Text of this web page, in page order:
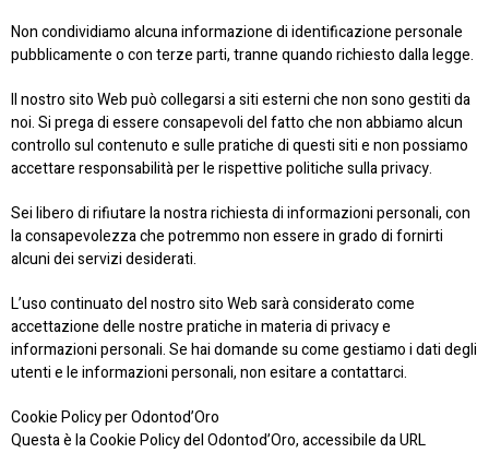
Non condividiamo alcuna informazione di identificazione personale
pubblicamente o con terze parti, tranne quando richiesto dalla legge.
Il nostro sito Web può collegarsi a siti esterni che non sono gestiti da
noi. Si prega di essere consapevoli del fatto che non abbiamo alcun
controllo sul contenuto e sulle pratiche di questi siti e non possiamo
accettare responsabilità per le rispettive politiche sulla privacy.
Sei libero di rifiutare la nostra richiesta di informazioni personali, con
la consapevolezza che potremmo non essere in grado di fornirti
alcuni dei servizi desiderati.
L’uso continuato del nostro sito Web sarà considerato come
accettazione delle nostre pratiche in materia di privacy e
informazioni personali. Se hai domande su come gestiamo i dati degli
utenti e le informazioni personali, non esitare a contattarci.
Cookie Policy per Odontod’Oro
Questa è la Cookie Policy del Odontod’Oro, accessibile da URL